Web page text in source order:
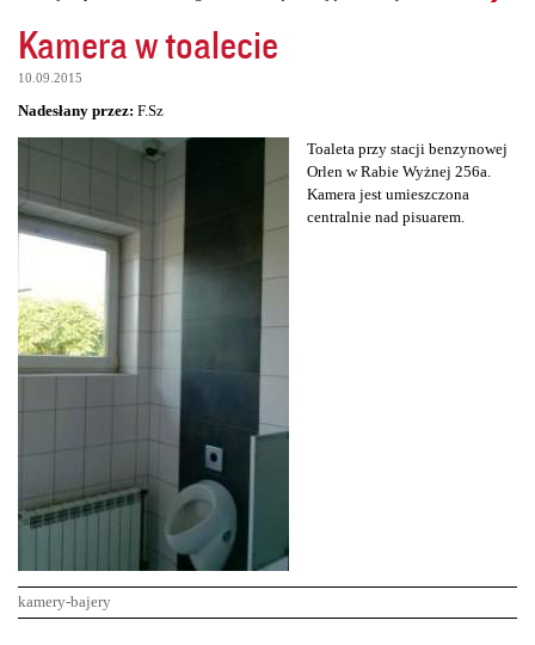
Kamera w toalecie
10.09.2015
Nadesłany przez: F.Sz
Toaleta przy stacji benzynowej
Orlen w Rabie Wyżnej 256a.
Kamera jest umieszczona
centralnie nad pisuarem.
kamery-bajery